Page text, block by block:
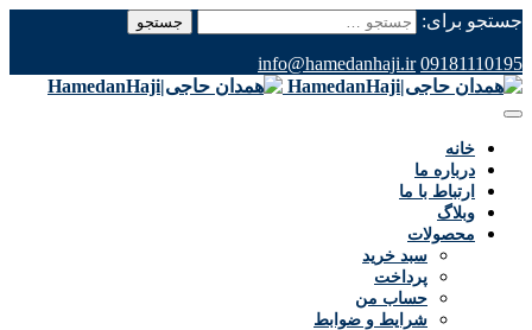
جستجو برای:
09181110195
info@hamedanhaji.ir
خانه
درباره ما
ارتباط با ما
وبلاگ
محصولات
سبد خرید
پرداخت
حساب من
شرایط و ضوابط